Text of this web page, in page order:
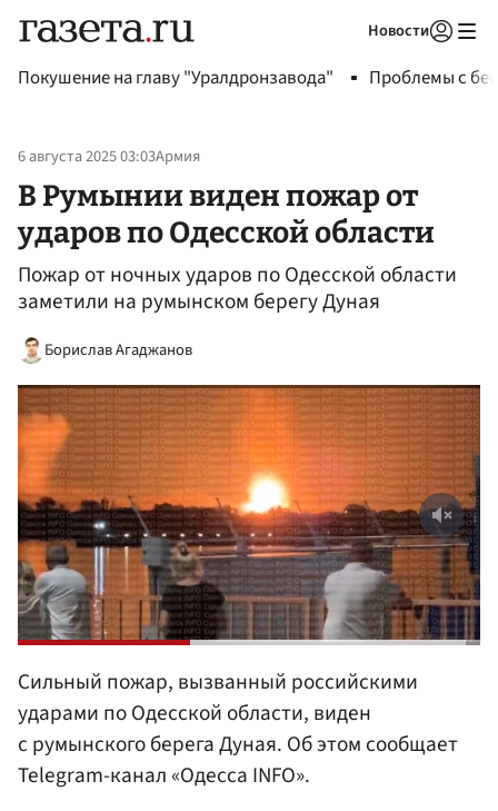
Новости
Покушение на главу "Уралдронзавода" Проблемы с
6 августа 2025 03:03Армия
В Румынии виден пожар от
ударов по Одесской области
Пожар от ночных ударов по Одесской области
заметили на румынском берегу Дуная
Борислав Агаджанов
Сильный пожар, вызванный российскими
ударами по Одесской области, виден
с румынского берега Дуная. Об этом сообщает
Telegram-канал «Одесса INFO».